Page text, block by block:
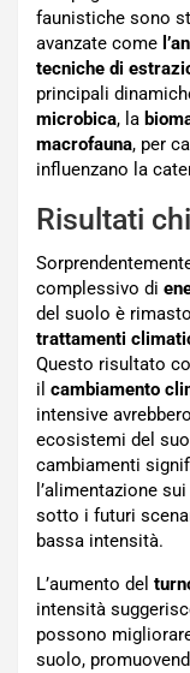
faunistiche sono
avanzate come
tecniche di
principali
microbica, la
macrofauna, per
influenzano la
Risultati
complessivo di
del suolo è
trattamenti
Questo risultato
il cambiamento
intensive
ecosistemi del
cambiamenti
l’alimentazione
sotto i futuri
bassa intensità.
L’aumento del
intensità
possono
suolo,